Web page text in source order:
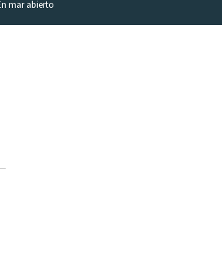
mar abierto